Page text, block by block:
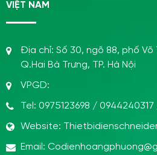
VIỆT NAM
Địa chỉ: Số 30, ngõ 88, phố Võ
Q.Hai Bà Trưng, TP. Hà Nội
VPGD:
Tel: 0975123698 / 0944240317
Website:
Email: